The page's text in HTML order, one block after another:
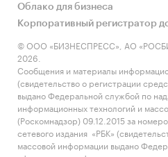
Облако для бизнеса
Корпоративный регистратор
© ООО «БИЗНЕСПРЕСС», АО
2026.
Сообщения и материалы
(свидетельство о регистрации
выдано Федеральной службой по
информационных технологий и
(Роскомнадзор) 09.12.2015 за
сетевого издания «РБК»
массовой информации выдано